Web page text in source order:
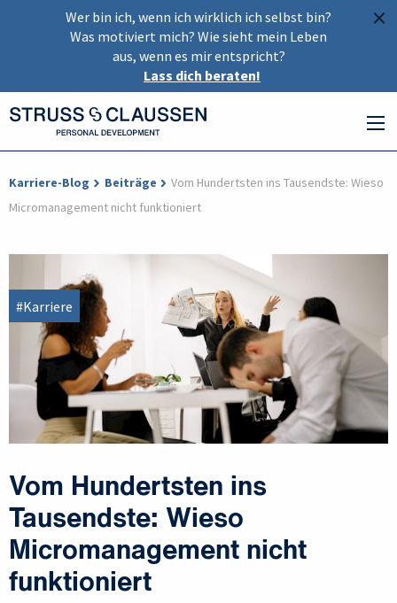
×
Wer bin ich, wenn ich wirklich ich selbst bin?
Was motiviert mich? Wie sieht mein Leben
aus, wenn es mir entspricht?
Lass dich beraten!
Karriere-Blog Beiträge
Vom Hundertsten ins Tausendste: Wieso
Micromanagement nicht funktioniert
#Karriere
Vom Hundertsten ins
Tausendste: Wieso
Micromanagement nicht
funktioniert